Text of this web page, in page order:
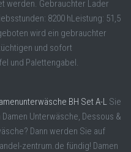
werden. Gebrauchter Lader
8200 hLeistung: 51,5
wird ein gebrauchter
und sofort
und Palettengabel.
BH Set A-L Sie
Damen Unterwäsche, Dessous &
Dann werden Sie auf
zentrum.de fündig! Damen